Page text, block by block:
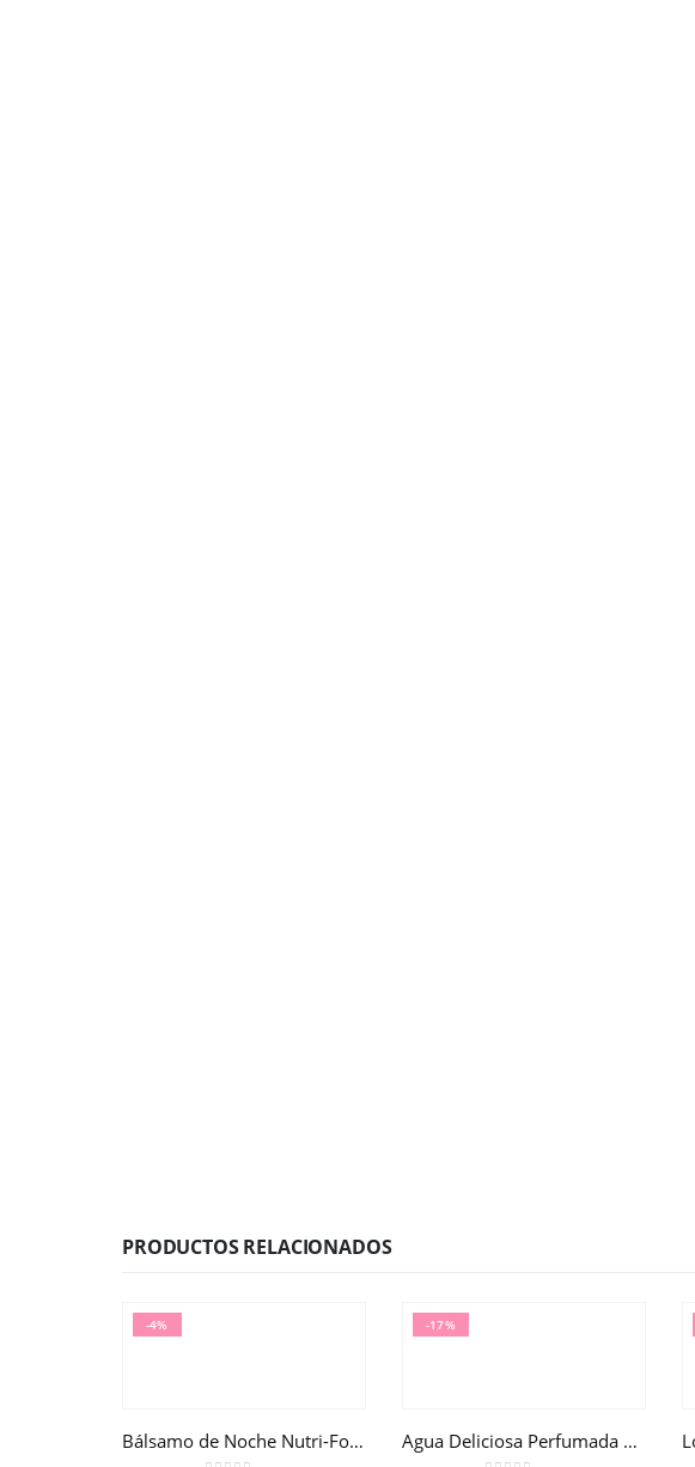
PRODUCTOS RELACIONADOS
-4%
Bálsamo de Noche Nutri-Fortificante Nuxuriance® Gold 50ml
-17%
Agua Deliciosa Perfumada NUXE 100ml